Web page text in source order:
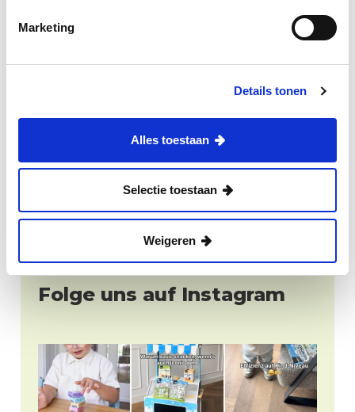
Marketing
Details tonen
Alles toestaan
Selectie toestaan
Weigeren
Biologischer Brotaufstrich
1 2 3 4
Folge uns auf Instagram